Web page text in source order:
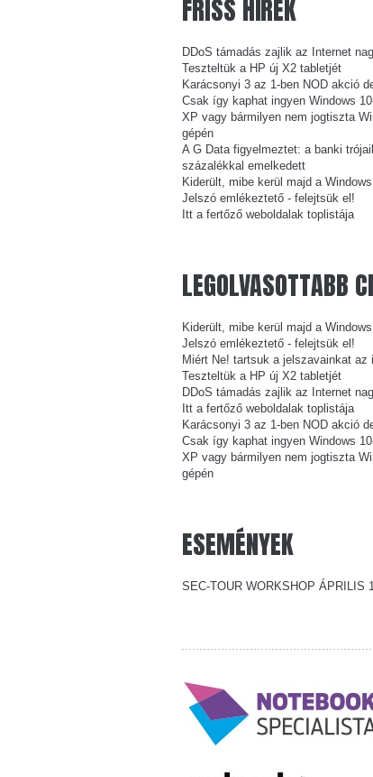
FRISS HÍREK
DDoS támadás zajlik az Internet
Teszteltük a HP új X2 tabletjét
Karácsonyi 3 az 1-ben NOD akció
Csak így kaphat ingyen Windows
XP vagy bármilyen nem jogtiszta
gépén
A G Data figyelmeztet: a banki
százalékkal emelkedett
Kiderült, mibe kerül majd a
Jelszó emlékeztető - felejtsük el!
Itt a fertőző weboldalak toplistája
LEGOLVASOTTABB
Kiderült, mibe kerül majd a
Jelszó emlékeztető - felejtsük el!
Miért Ne! tartsuk a jelszavainkat az
Teszteltük a HP új X2 tabletjét
DDoS támadás zajlik az Internet
Itt a fertőző weboldalak toplistája
Karácsonyi 3 az 1-ben NOD akció
Csak így kaphat ingyen Windows
XP vagy bármilyen nem jogtiszta
gépén
ESEMÉNYEK
SEC-TOUR WORKSHOP ÁPRILIS